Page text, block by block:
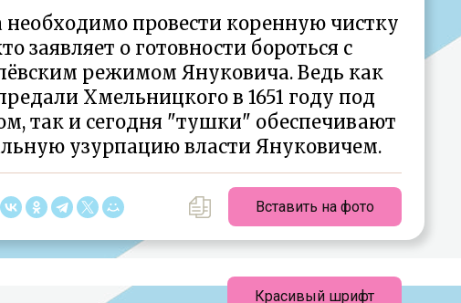
необходимо провести коренную чистку
заявляет о готовности бороться с
режимом Януковича. Ведь как
Хмельницкого в 1651 году под
так и сегодня "тушки" обеспечивают
узурпацию власти Януковичем.
Вставить на фото
Красивый шрифт